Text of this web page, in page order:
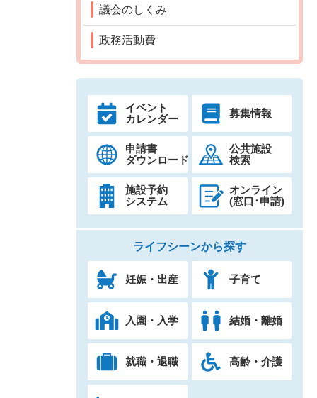
議会のしくみ
政務活動費
イベント
カレンダー
募集情報
申請書
ダウンロード
公共施設
検索
施設予約
システム
オンライン
(窓口･申請)
ライフシーンから探す
妊娠・出産 子育て
入園・入学 結婚・離婚
就職・退職 高齢・介護